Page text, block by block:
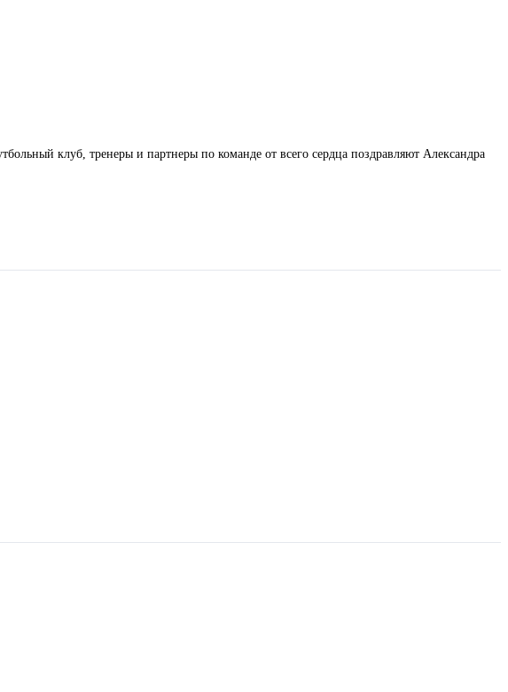
клуб, тренеры и партнеры по команде от всего сердца поздравляют Александра